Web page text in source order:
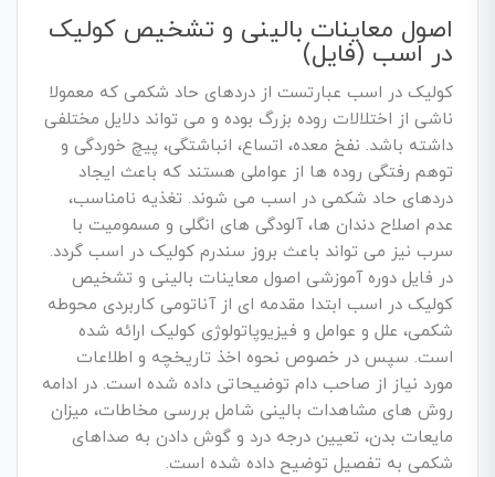
اصول معاینات بالینی و تشخیص کولیک
در اسب (فایل)
کولیک در اسب عبارتست از دردهای حاد شکمی که معمولا
ناشی از اختلالات روده بزرگ بوده و می تواند دلایل مختلفی
داشته باشد. نفخ معده، اتساع، انباشتگی، پیچ خوردگی و
توهم رفتگی روده ها از عواملی هستند که باعث ایجاد
دردهای حاد شکمی در اسب می شوند. تغذیه نامناسب،
عدم اصلاح دندان ها، آلودگی های انگلی و مسمومیت با
سرب نیز می تواند باعث بروز سندرم کولیک در اسب گردد.
در فایل دوره آموزشی اصول معاینات بالینی و تشخیص
کولیک در اسب ابتدا مقدمه ای از آناتومی کاربردی محوطه
شکمی، علل و عوامل و فیزیوپاتولوژی کولیک ارائه شده
است. سپس در خصوص نحوه اخذ تاریخچه و اطلاعات
مورد نیاز از صاحب دام توضیحاتی داده شده است. در ادامه
روش های مشاهدات بالینی شامل بررسی مخاطات، میزان
مایعات بدن، تعیین درجه درد و گوش دادن به صداهای
شکمی به تفصیل توضیح داده شده است.